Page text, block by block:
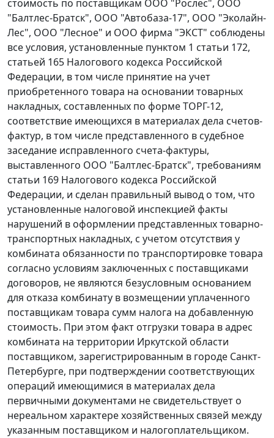
стоимость по поставщикам ООО "Рослес", ООО
"Балтлес-Братск", ООО "Автобаза-17", ООО "Эколайн-
Лес", ООО "Лесное" и ООО фирма "ЭКСТ" соблюдены
все условия, установленные пунктом 1 статьи 172,
статьей 165 Налогового кодекса Российской
Федерации, в том числе принятие на учет
приобретенного товара на основании товарных
накладных, составленных по форме ТОРГ-12,
соответствие имеющихся в материалах дела счетов-
фактур, в том числе представленного в судебное
заседание исправленного счета-фактуры,
выставленного ООО "Балтлес-Братск", требованиям
статьи 169 Налогового кодекса Российской
Федерации, и сделан правильный вывод о том, что
установленные налоговой инспекцией факты
нарушений в оформлении представленных товарно-
транспортных накладных, с учетом отсутствия у
комбината обязанности по транспортировке товара
согласно условиям заключенных с поставщиками
договоров, не являются безусловным основанием
для отказа комбинату в возмещении уплаченного
поставщикам товара сумм налога на добавленную
стоимость. При этом факт отгрузки товара в адрес
комбината на территории Иркутской области
поставщиком, зарегистрированным в городе Санкт-
Петербурге, при подтверждении соответствующих
операций имеющимися в материалах дела
первичными документами не свидетельствует о
нереальном характере хозяйственных связей между
указанным поставщиком и налогоплательщиком.